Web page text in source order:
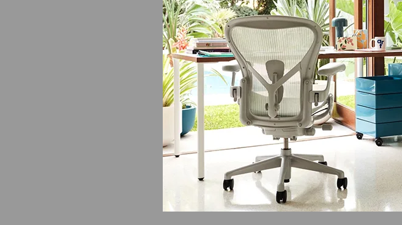
CADEIRA LIZZ 4868
R$ 3.256,00 R$ 1.628,00